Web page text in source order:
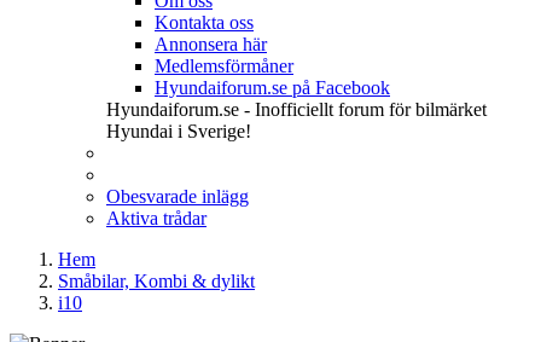
Kontakta oss
Annonsera här
Medlemsförmåner
Hyundaiforum.se på Facebook
Hyundaiforum.se - Inofficiellt forum för bilmärket
Hyundai i Sverige!
Obesvarade inlägg
Aktiva trådar
Hem
Småbilar, Kombi & dylikt
i10